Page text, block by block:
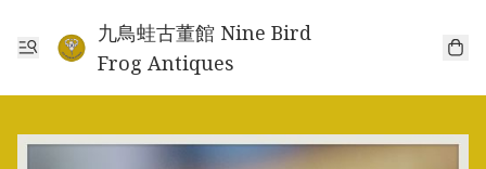
九鳥蛙古董館 Nine Bird
Frog Antiques